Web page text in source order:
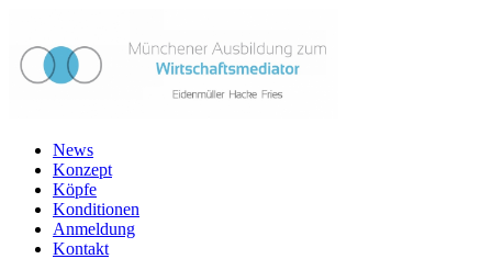
News
Konzept
Köpfe
Konditionen
Anmeldung
Kontakt